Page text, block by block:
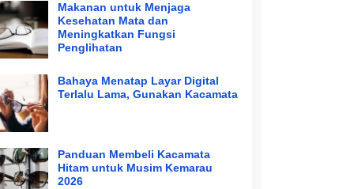
Makanan untuk Menjaga
Kesehatan Mata dan
Meningkatkan Fungsi
Penglihatan
Bahaya Menatap Layar Digital
Terlalu Lama, Gunakan Kacamata
Panduan Membeli Kacamata
Hitam untuk Musim Kemarau
2026